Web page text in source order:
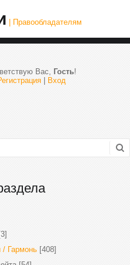
| Правообладателям
Вас, Гость!
| Вход
[3]
/ Гармонь [408]